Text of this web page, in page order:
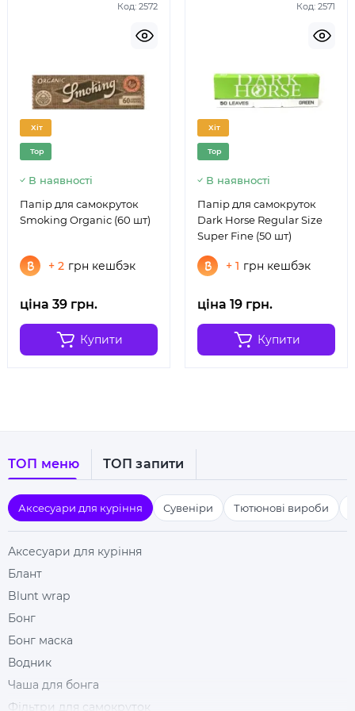
зафіксована, і можете сміливо розраховувати на
постійних замовників доступна система кешбеку, щоб
купувати було просто та комфортно.
Код: 2572
Хіт
Top
В наявності
Папір для самокруток
Smoking Organic (60 шт)
+ 2 грн кешбэк
ціна 39 грн.
Купити
Код: 2571
Хіт
Top
В наявності
Папір для самокруток
Dark Horse Regular Size
Super Fine (50 шт)
+ 1 грн кешбэк
ціна 19 грн.
Купити
ТОП меню ТОП запити
Аксесуари для куріння Сувеніри Тютюнові вироби
Аксесуари для куріння
Блант
Blunt wrap
Бонг
Бонг маска
Водник
Чаша для бонга
Фільтри для самокруток